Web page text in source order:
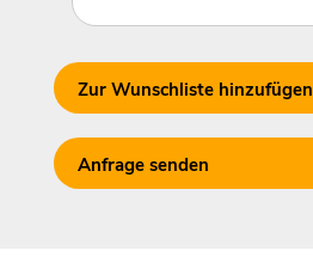
Zur Wunschliste hinzufügen
Anfrage senden